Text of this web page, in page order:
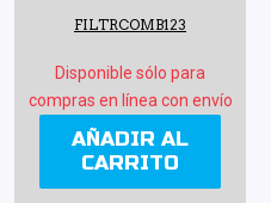
FILTRCOMB123
Disponible sólo para
compras en línea con envío
AÑADIR AL
CARRITO